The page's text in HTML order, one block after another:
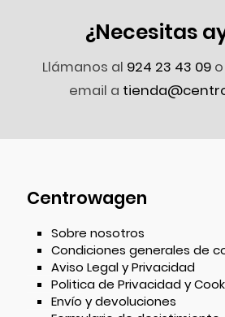
¿Necesitas
Llámanos al 924 23 43 09o
email a
Centrowagen
Sobre nosotros
Condiciones generales de
Aviso Legal y Privacidad
Politica de Privacidad y
Envío y devoluciones